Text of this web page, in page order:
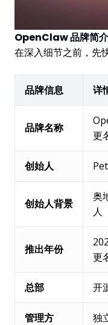
OpenClaw 品牌简介
在深入细节之前，先
品牌信息 详
品牌名称
更
创始人
创始人背景
奥
人
推出年份
更
总部 开
管理方 独